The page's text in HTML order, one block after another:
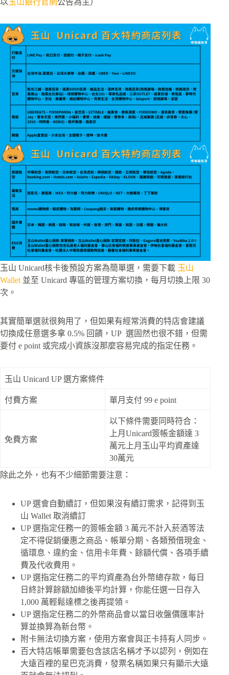
玉山 Unicard核卡後預設方案為簡單選，需要下載 玉山
Wallet 並至 Unicard 專區的管理方案切換，每月切換上限 30
次。
其實簡單選就很夠用了，但如果有經常消費的特店會建議
切換成任意選多拿 0.5% 回饋，UP 選固然也很不錯，但需
要付 e point 或完成小資族沒那麼容易完成的指定任務。
玉山 Unicard UP 選方案條件
付費方案 單月支付 99 e point
免費方案
以下條件需要同時符合：
上月Unicard簽帳金額達 3
萬元上月玉山平均資產達
30萬元
除此之外，也有不少細節需要注意：
UP 選會自動續訂，但如果沒有續訂需求，記得到玉
山 Wallet 取消續訂
UP 選指定任務一的簽帳金額 3 萬元不計入菸酒等法
定不得促銷優惠之商品、帳單分期、各類預借現金、
循環息、違約金、信用卡年費、餘額代償、各項手續
費及代收費用。
UP 選指定任務二的平均資產為台外幣總存款，每日
日終計算餘額加總後平均計算，你能任選一日存入
1,000 萬輕鬆達標之後再提領。
UP 選指定任務二的外幣商品會以當日收盤價匯率計
算並換算為新台幣。
附卡無法切換方案，使用方案會與正卡持有人同步。
百大特店帳單需要包含該店名稱才予以認列，例如在
大遠百裡的星巴克消費，發票名稱如果只有顯示大遠